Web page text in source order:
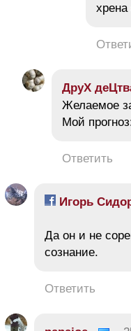
ДруХ
Желаемое
Мой
Ответить
Игорь
Да он и не
сознание.
Ответить